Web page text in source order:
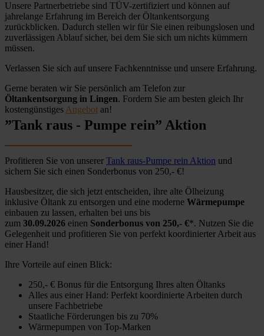
Unsere Partnerbetriebe sind TÜV-zertifiziert und können auf
jahrelange Erfahrung im Bereich der Öltankentsorgung
zurückblicken. Dadurch stellen wir für Sie einen reibungslosen und
zuverlässigen Ablauf sicher, bei dem Sie sich um nichts kümmern
müssen.
Verlassen Sie sich auf unsere Fachkenntnisse und unsere Erfahrung.
Gerne beraten wir Sie persönlich am Telefon zur
Öltankentsorgung in Lingen. Fordern Sie am besten gleich Ihr
kostengünstiges Angebot an!
”Tank raus - Pumpe rein” Aktion
Profitieren Sie von unserer Tank raus-Pumpe rein Aktion und
sichern Sie sich einen Sonderbonus von 250,- €!
Hausbesitzer, die sich jetzt entscheiden, ihre alte Ölheizung
inklusive Öltank zu entsorgen und eine moderne Wärmepumpe
einbauen zu lassen, erhalten bei uns bis
zum 30.09.2026 einen Sonderbonus von 250,- €*. Nutzen Sie die
Gelegenheit und profitieren Sie von perfekt koordinierter Arbeit aus
einer Hand!
Ihre Vorteile auf einen Blick:
250,- € Bonus für die Entsorgung Ihres alten Öltanks
Alles aus einer Hand: Perfekt koordinierte Arbeiten durch
unsere Fachbetriebe
Staatliche Förderungen bis zu 70%
Wärmepumpen von Top-Marken